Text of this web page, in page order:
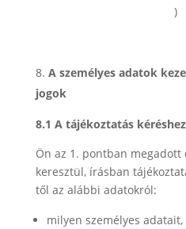
)
A személyes adatok
jogok
8.1 A tájékoztatás
Ön az 1. pontban megadott
keresztül, írásban
től az alábbi adatokról:
milyen személyes adatait,